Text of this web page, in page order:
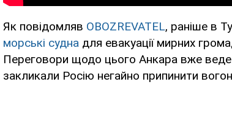
Як повідомляв OBOZREVATEL, раніше в
морські судна для евакуації мирних
Переговори щодо цього Анкара вже
закликали Росію негайно припинити